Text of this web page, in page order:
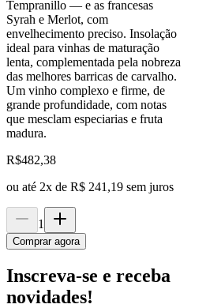
Tempranillo — e as francesas
Syrah e Merlot, com
envelhecimento preciso. Insolação
ideal para vinhas de maturação
lenta, complementada pela nobreza
das melhores barricas de carvalho.
Um vinho complexo e firme, de
grande profundidade, com notas
que mesclam especiarias e fruta
madura.
R$482,38
ou até 2x de R$ 241,19 sem juros
1
Comprar agora
Inscreva-se e receba
novidades!